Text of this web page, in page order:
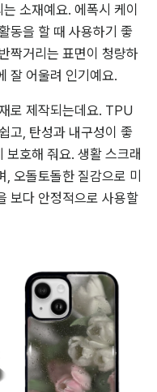
로, 튼튼하고 내구성이
소재예요. 에폭시 케이
동을 할 때 사용하기 좋
짝거리는 표면이 청량하
로 제작되는데요. TPU
고, 탄성과 내구성이 좋
호해 줘요. 생활 스크래
오돌토돌한 질감으로 미
보다 안정적으로 사용할